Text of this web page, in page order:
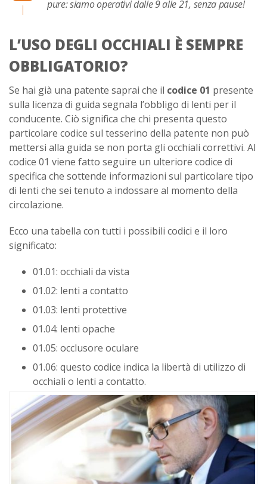
pure: siamo operativi dalle 9 alle 21, senza pause!
L’USO DEGLI OCCHIALI È SEMPRE
OBBLIGATORIO?
Se hai già una patente saprai che il codice 01 presente
sulla licenza di guida segnala l’obbligo di lenti per il
conducente. Ciò significa che chi presenta questo
particolare codice sul tesserino della patente non può
mettersi alla guida se non porta gli occhiali correttivi. Al
codice 01 viene fatto seguire un ulteriore codice di
specifica che sottende informazioni sul particolare tipo
di lenti che sei tenuto a indossare al momento della
circolazione.
Ecco una tabella con tutti i possibili codici e il loro
significato:
01.01: occhiali da vista
01.02: lenti a contatto
01.03: lenti protettive
01.04: lenti opache
01.05: occlusore oculare
01.06: questo codice indica la libertà di utilizzo di
occhiali o lenti a contatto.